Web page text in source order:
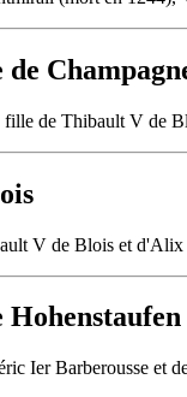
fille de Thibault V de
V de Blois et d'Alix
Ier Barberousse et